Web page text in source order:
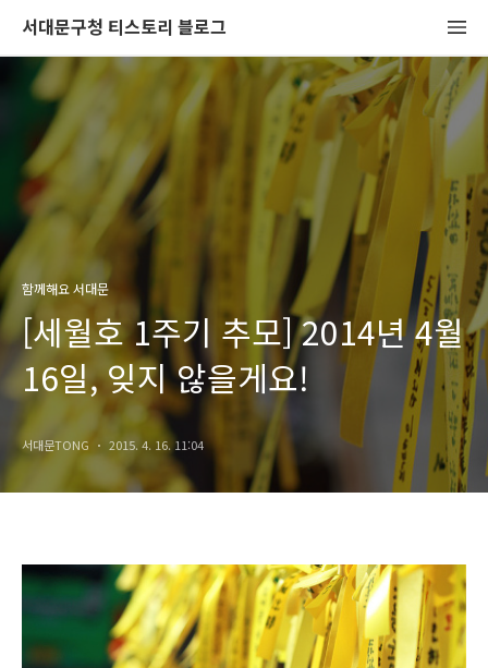
서대문구청 티스토리 블로그
함께해요 서대문
[세월호 1주기 추모] 2014년 4월
16일, 잊지 않을게요!
서대문TONG 2015. 4. 16. 11:04